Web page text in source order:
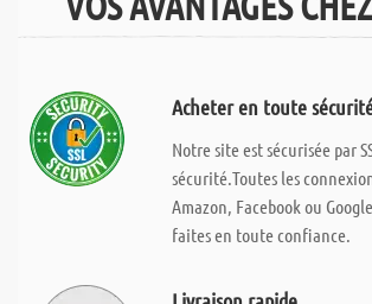
Acheter en toute
Notre site est sécurisée par
sécurité.Toutes les
Amazon, Facebook ou
faites en toute confiance.